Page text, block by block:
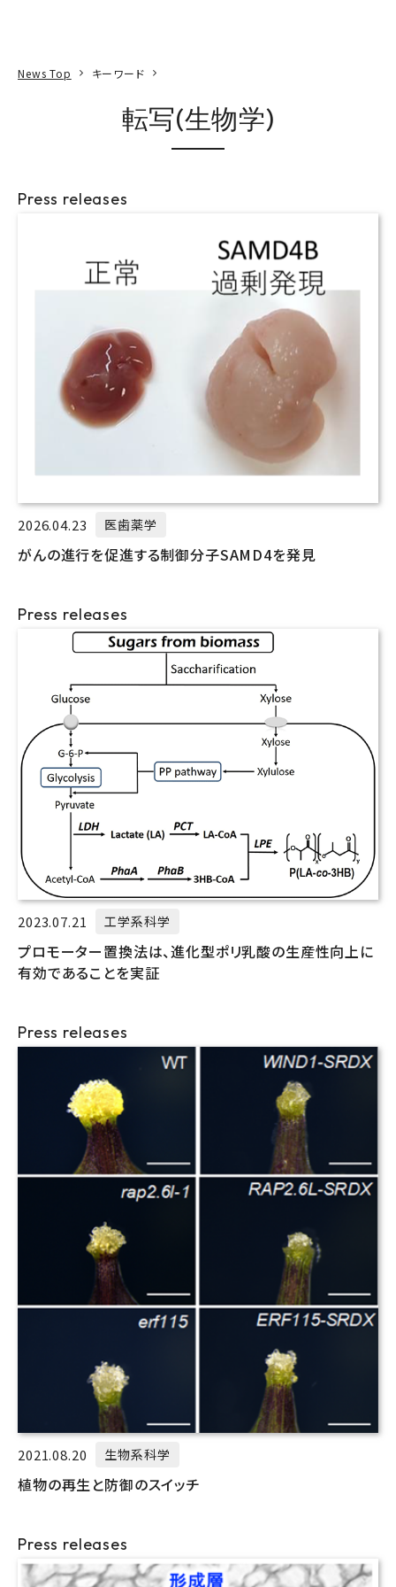
News Top キーワード
転写(生物学)
Press releases
2026.04.23 医歯薬学
がんの進行を促進する制御分子SAMD4を発見
Press releases
2023.07.21 工学系科学
プロモーター置換法は、進化型ポリ乳酸の生産性向上に
有効であることを実証
Press releases
2021.08.20 生物系科学
植物の再生と防御のスイッチ
Press releases